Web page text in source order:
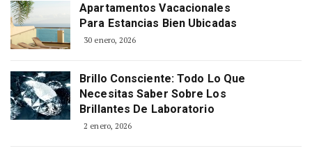
Apartamentos Vacacionales
Para Estancias Bien Ubicadas
30 enero, 2026
Brillo Consciente: Todo Lo Que
Necesitas Saber Sobre Los
Brillantes De Laboratorio
2 enero, 2026